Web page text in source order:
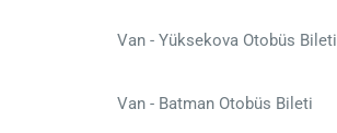
Van - Yüksekova Otobüs Bileti
Van - Batman Otobüs Bileti